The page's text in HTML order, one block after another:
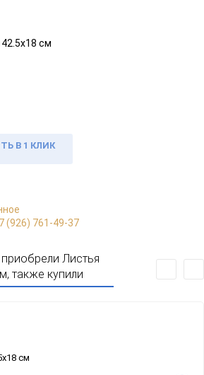
В 1 КЛИК
(926) 761-49-37
Листья
также купили
см